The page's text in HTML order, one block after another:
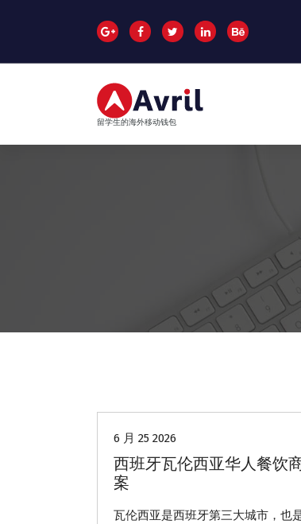
文
留学生的海外移动钱包
6 月 25 2026
西班牙瓦伦西亚华人餐饮
案
瓦伦西亚是西班牙第三大城市，也